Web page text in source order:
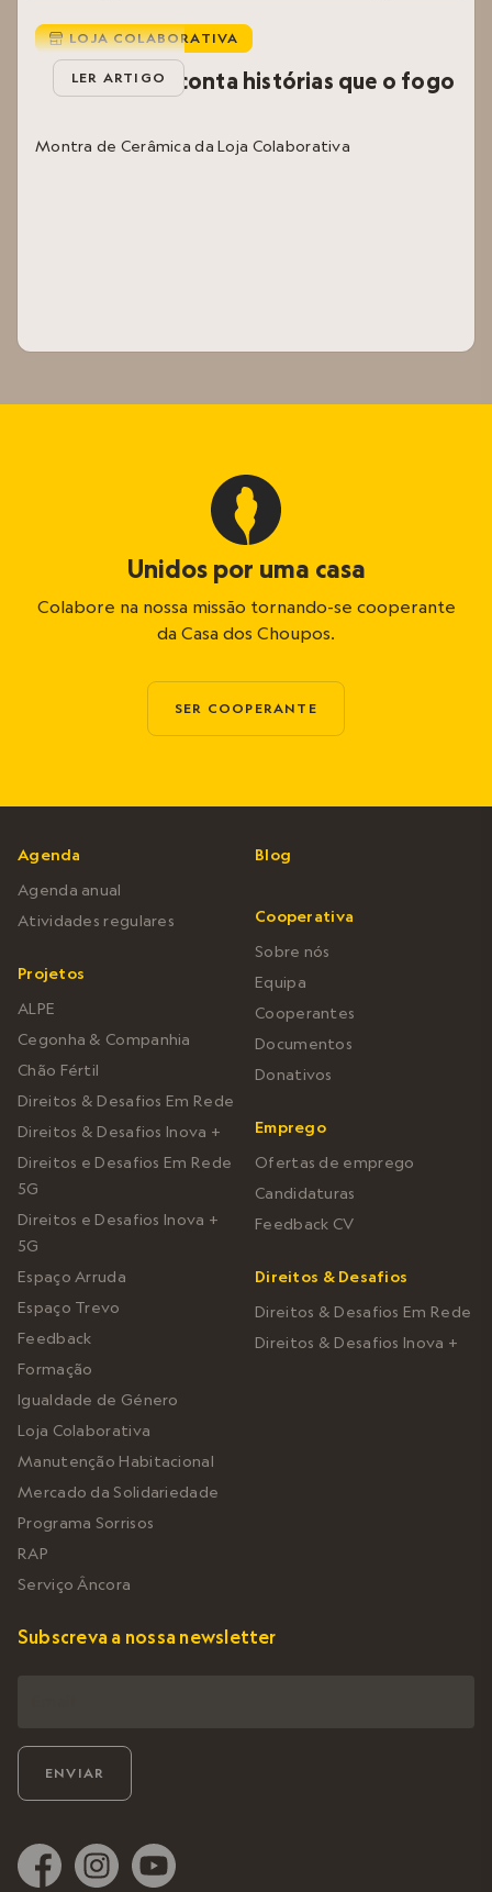
 LOJA COLABORATIVA
Aqui, o barro conta histórias que o fogo
Montra de Cerâmica da Loja Colaborativa
LER ARTIGO
Unidos por uma casa
Colabore na nossa missão tornando-se cooperante
da Casa dos Choupos.
SER COOPERANTE
Agenda
Agenda anual
Atividades regulares
Projetos
ALPE
Cegonha & Companhia
Chão Fértil
Direitos & Desafios Em Rede
Direitos & Desafios Inova +
Direitos e Desafios Em Rede
5G
Direitos e Desafios Inova +
5G
Espaço Arruda
Espaço Trevo
Feedback
Formação
Igualdade de Género
Loja Colaborativa
Manutenção Habitacional
Mercado da Solidariedade
Programa Sorrisos
RAP
Serviço Âncora
Blog
Cooperativa
Sobre nós
Equipa
Cooperantes
Documentos
Donativos
Emprego
Ofertas de emprego
Candidaturas
Feedback CV
Direitos & Desafios
Direitos & Desafios Em Rede
Direitos & Desafios Inova +
Subscreva a nossa newsletter